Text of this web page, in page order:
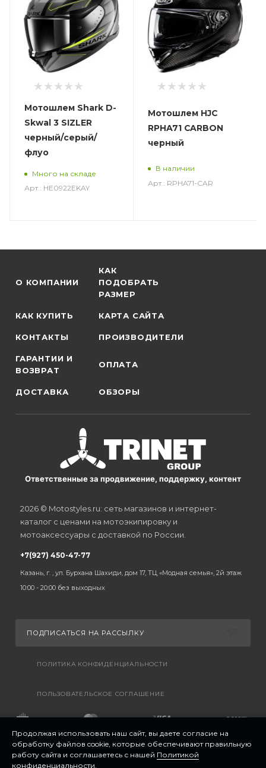
Мотошлем Shark D-
Skwal 3 SIZLER
черный/серый/
флуо
Много на складе
Арт.: HE0922EKAY
Мотошлем HJC
RPHA71 CARBON
черный
В наличии
Арт.: RPHA71-CAR
О КОМПАНИИ
КАК
ПОДОБРАТЬ
РАЗМЕР
КАК КУПИТЬ КАРТА САЙТА
КОНТАКТЫ ПРОИЗВОДИТЕЛИ
ГАРАНТИИ И
ВОЗВРАТ
ОПЛАТА
ДОСТАВКА ОБЗОРЫ
Ответственные за продвижение, поддержку, контент
2026 © Motostyles.ru: сеть магазинов и интернет-
каталог с ценами на мотоэкипировку и
мотоаксессуары с доставкой по России.
+7(927) 450-47-77
Казань, г. , ул. Бурхана Шахиди, дом 17, ТЦ «Модная семья», 2й этаж
10:00 - 20:00 без выходных
ПОДПИСАТЬСЯ НА РАССЫЛКУ
ПОЛИТИКА КОНФИДЕНЦИАЛЬНОСТИ
ПОЛЬЗОВАТЕЛЬСКОЕ СОГЛАШЕНИЕ
Продолжая использовать наш сайт, вы даете согласие на
обработку файлов cookie, которые обеспечивают правильную
работу сайта и соглашаетесь с нашей Политикой
конфиденциальности.